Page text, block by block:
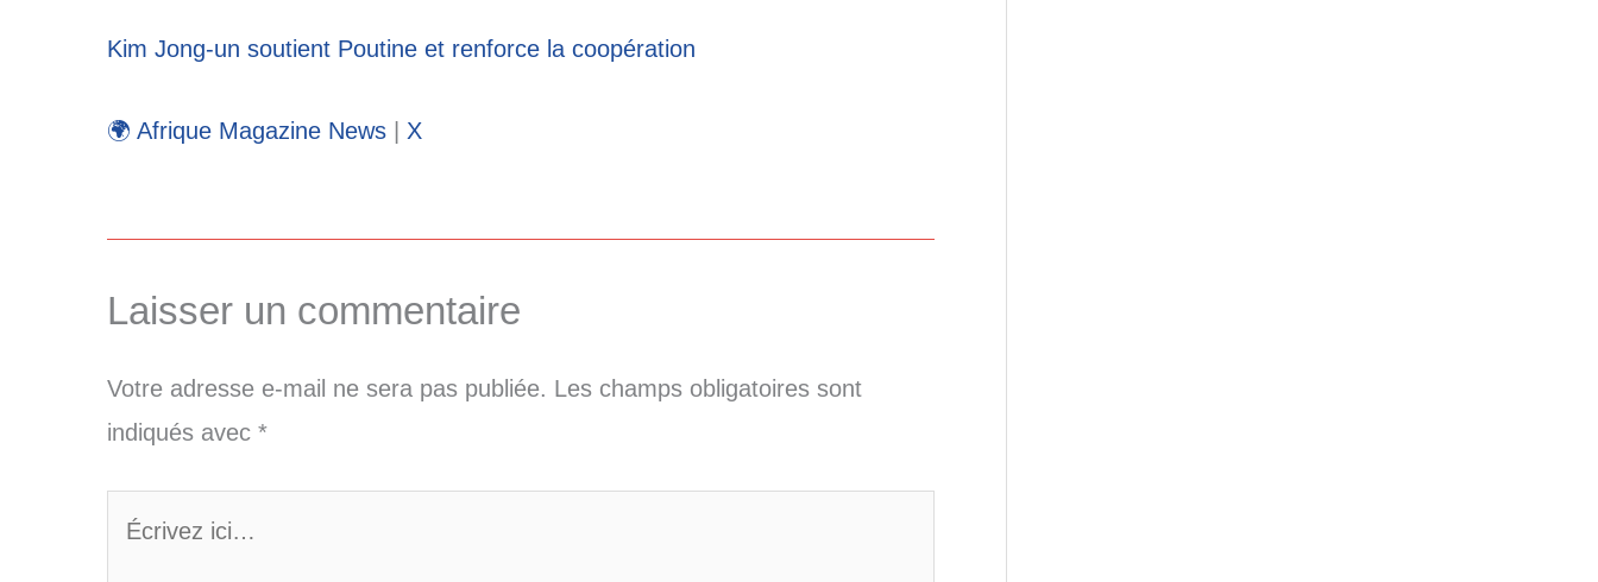
Kim Jong-un soutient Poutine et renforce la coopération
🌍 Afrique Magazine News X
Laisser un commentaire
Votre adresse e-mail ne sera pas publiée. Les champs obligatoires sont
indiqués avec *